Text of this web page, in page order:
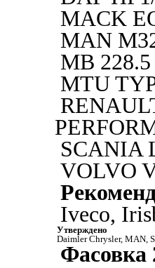
MACK
MAN
MB 228.5
MTU
SCANIA
VOLVO
Iveco,
Утверждено
Daimler Chrysler, MAN,
Фасовка